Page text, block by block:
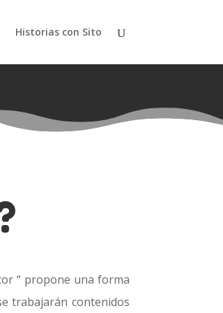
Historias con Sito
“ propone una forma
trabajarán contenidos